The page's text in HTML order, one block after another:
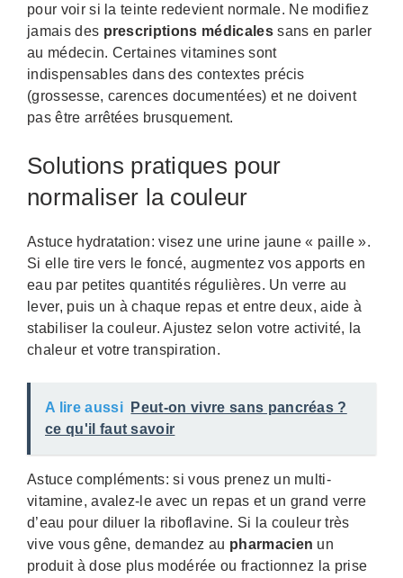
pour voir si la teinte redevient normale. Ne modifiez
jamais des prescriptions médicalessans en parler
au médecin. Certaines vitamines sont
indispensables dans des contextes précis
(grossesse, carences documentées) et ne doivent
pas être arrêtées brusquement.
Solutions pratiques pour
normaliser la couleur
Astuce hydratation: visez une urine jaune « paille ».
Si elle tire vers le foncé, augmentez vos apports en
eau par petites quantités régulières. Un verre au
lever, puis un à chaque repas et entre deux, aide à
stabiliser la couleur. Ajustez selon votre activité, la
chaleur et votre transpiration.
A lire aussi
Peut-on vivre sans pancréas ?
ce qu'il faut savoir
Astuce compléments: si vous prenez un multi-
vitamine, avalez-le avec un repas et un grand verre
d’eau pour diluer la riboflavine. Si la couleur très
vive vous gêne, demandez au pharmacien un
produit à dose plus modérée ou fractionnez la prise